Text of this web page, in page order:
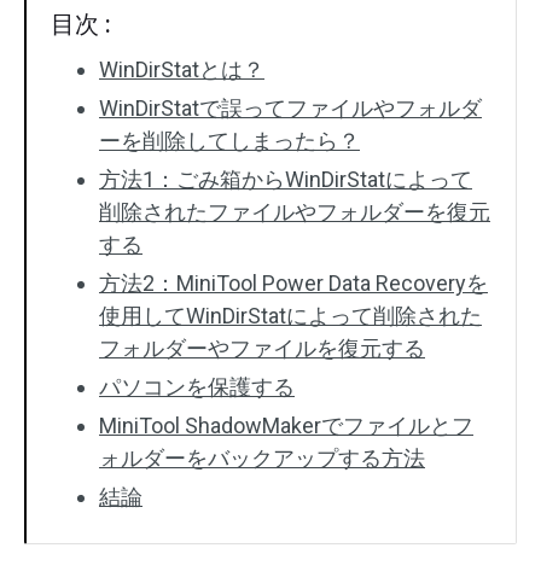
目次 :
WinDirStatとは？
WinDirStatで誤ってファイルやフォルダ
ーを削除してしまったら？
方法1：ごみ箱からWinDirStatによって
削除されたファイルやフォルダーを復元
する
方法2：MiniTool Power Data Recoveryを
使用してWinDirStatによって削除された
フォルダーやファイルを復元する
パソコンを保護する
MiniTool ShadowMakerでファイルとフ
ォルダーをバックアップする方法
結論